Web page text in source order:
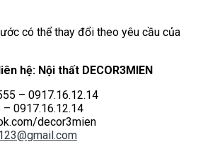
có thể thay đổi theo yêu cầu của
hệ: Nội thất DECOR3MIEN
– 0917.16.12.14
– 0917.16.12.14
decor3mien